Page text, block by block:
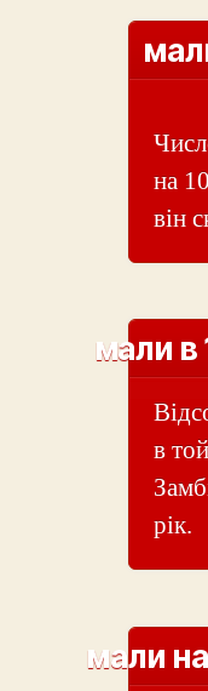
на
він
мали в
в
рік.
мали